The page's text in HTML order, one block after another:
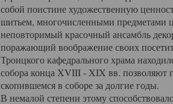
собой поистине художественную
шитьем, многочисленными предметами
неповторимый красочный ансамбль
поражающий воображение своих
Троицкого кафедрального храма
собора конца XVIII - XIX вв. позволяют
скопившемся в соборе за долгие годы.
В немалой степени этому